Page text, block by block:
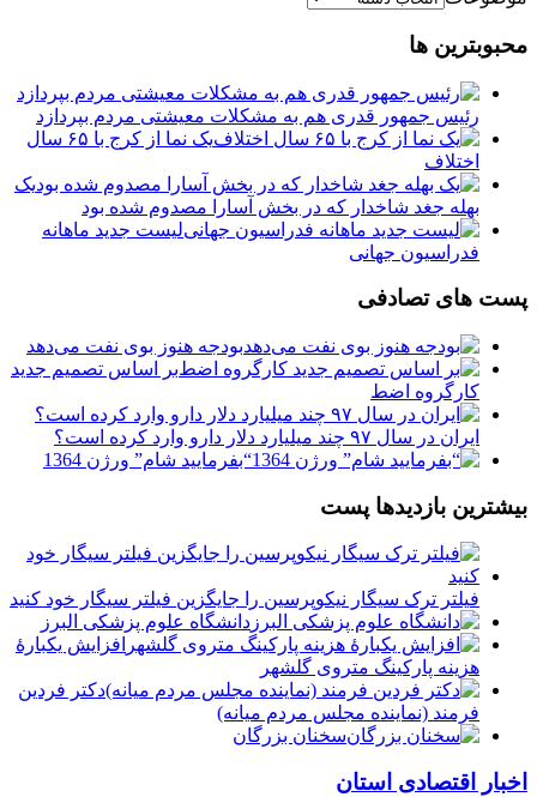
محبوبترین ها
رئیس جمهور قدری هم به مشکلات معیشتی مردم بپردازد
یک نما از کرج با ۶۵ سال
اختلاف
یک
بهله جغد شاخدار که در بخش آسارا مصدوم شده بود
لیست جدید ماهانه
فدراسیون جهانی
پست های تصادفی
بودجه هنوز بوی نفت می‌دهد
بر اساس تصمیم جدید
کارگروه اضط
ایران در سال ۹۷ چند میلیارد دلار دارو وارد کرده است؟
“بفرمایید شام” ورژن 1364
بیشترین بازدیدها پست
فیلتر ترک سیگار نیکوپرسین را جایگزین فیلتر سیگار خود کنید
دانشگاه علوم پزشکی البرز
افزایش یکبارۀ
هزینه پارکینگ متروی گلشهر
دكتر فردين
فرمند (نماينده مجلس مردم میانه)
سخنان بزرگان
اخبار اقتصادی استان